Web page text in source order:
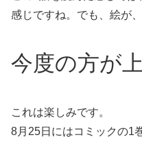
感じですね。でも、絵が
今度の方が
これは楽しみです。
8月25日にはコミックの1